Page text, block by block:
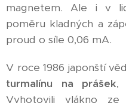
magnetem. Ale i v
poměru kladných a
proud o síle 0,06 mA.
V roce 1986 japonští
turmalínu na prášek,
Vyhotovili vlákno ze